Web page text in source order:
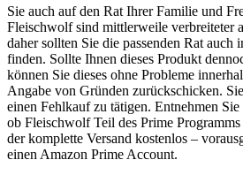
Sie auch auf den Rat Ihrer Familie und
Fleischwolf sind mittlerweile verbreiteter
daher sollten Sie die passenden Rat auch
finden. Sollte Ihnen dieses Produkt
können Sie dieses ohne Probleme
Angabe von Gründen zurückschicken.
einen Fehlkauf zu tätigen. Entnehmen
ob Fleischwolf Teil des Prime
der komplette Versand kostenlos –
einen Amazon Prime Account.